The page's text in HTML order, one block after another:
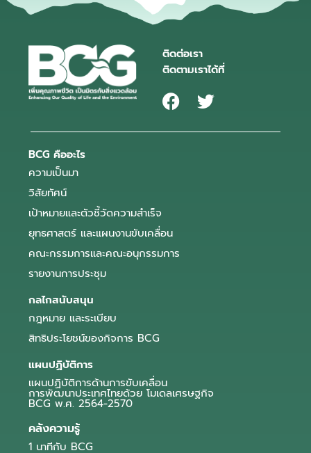
ติดต่อเรา
ติดตามเราได้ที่
BCG คืออะไร
ความเป็นมา
วิสัยทัศน์
เป้าหมายและตัวชี้วัดความสำเร็จ
ยุทธศาสตร์ และแผนงานขับเคลื่อน
คณะกรรมการและคณะอนุกรรมการ
รายงานการประชุม
กลไกสนับสนุน
กฎหมาย และระเบียบ
สิทธิประโยชน์ของกิจการ BCG
แผนปฏิบัติการ
แผนปฏิบัติการด้านการขับเคลื่อน
การพัฒนาประเทศไทยด้วย โมเดลเศรษฐกิจ
BCG พ.ศ. 2564-2570
คลังความรู้
1 นาทีกับ BCG